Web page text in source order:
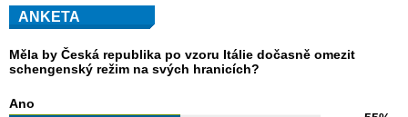
ANKETA
Měla by Česká republika po vzoru Itálie dočasně omezit
schengenský režim na svých hranicích?
Ano